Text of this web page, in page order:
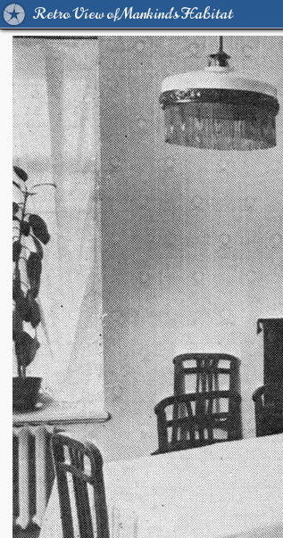
Retro View of Mankind's Habitat